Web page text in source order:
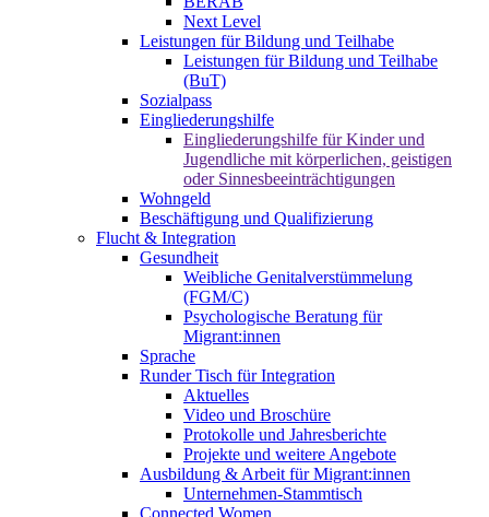
Next Level
Leistungen für Bildung und Teilhabe
Leistungen für Bildung und Teilhabe
(BuT)
Sozialpass
Eingliederungshilfe
Eingliederungshilfe für Kinder und
Jugendliche mit körperlichen, geistigen
oder Sinnesbeeinträchtigungen
Wohngeld
Beschäftigung und Qualifizierung
Flucht & Integration
Gesundheit
Weibliche Genitalverstümmelung
(FGM/C)
Psychologische Beratung für
Migrant:innen
Sprache
Runder Tisch für Integration
Aktuelles
Video und Broschüre
Protokolle und Jahresberichte
Projekte und weitere Angebote
Ausbildung & Arbeit für Migrant:innen
Unternehmen-Stammtisch
Connected Women